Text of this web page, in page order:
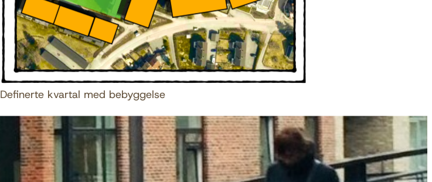
Definerte kvartal med bebyggelse